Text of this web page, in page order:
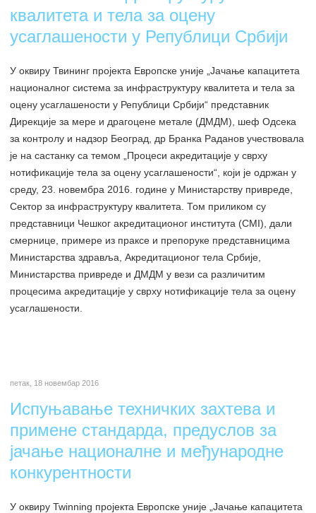
квалитета и тела за оцену
усаглашености у Републици Србији
У оквиру Твининг пројекта Европске уније „Јачање капацитета
националног система за инфраструктуру квалитета и тела за
оцену усаглашености у Републици Србији“ представник
Дирекције за мере и драгоцене метале (ДМДМ), шеф Одсека
за контролу и надзор Београд, др Бранка Раданов учествовала
је на састанку са темом „Процеси акредитације у сврху
нотификације тела за оцену усаглашености“, који је одржан у
среду, 23. новембра 2016. године у Министарству привреде,
Сектор за инфраструктуру квалитета. Том приликом су
представници Чешког акредитационог института (CMI), дали
смернице, примере из праксе и препоруке представницима
Министарства здравља, Акредитационог тела Србије,
Министарства привреде и ДМДМ у вези са различитим
процесима акредитације у сврху нотификације тела за оцену
усаглашености.
петак, 18 новембар 2016
Испуњавање техничких захтева и
примене стандарда, предуслов за
јачање националне и међународне
конкурентности
У оквиру Twinning пројекта Европске уније „Јачање капацитета